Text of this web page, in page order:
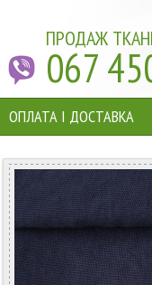
ПРОДАЖ
067
ОПЛАТА І ДОСТАВКА